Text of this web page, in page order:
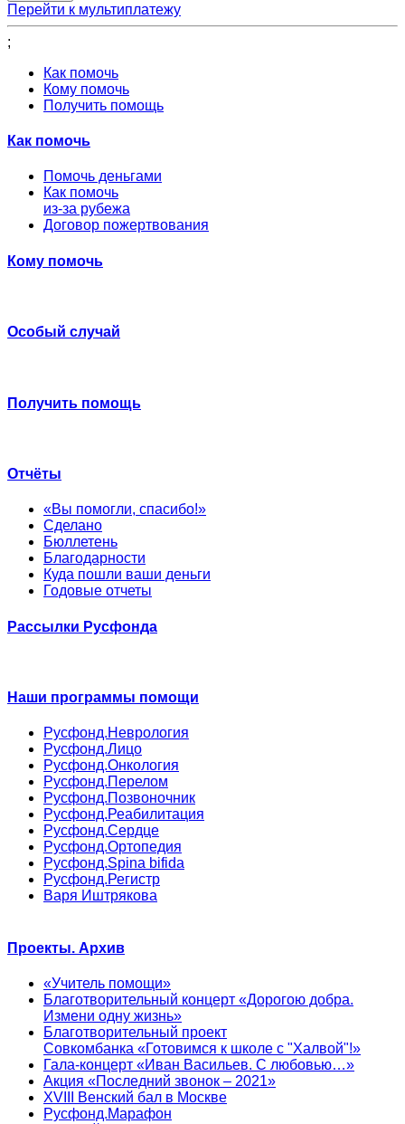
Перейти к мультиплатежу
;
Как помочь
Кому помочь
Получить помощь
Как помочь
Помочь деньгами
Как помочь
из-за рубежа
Договор пожертвования
Кому помочь
Особый случай
Получить помощь
Отчёты
«Вы помогли, спасибо!»
Сделано
Бюллетень
Благодарности
Куда пошли ваши деньги
Годовые отчеты
Рассылки Русфонда
Наши программы помощи
Русфонд.Неврология
Русфонд.Лицо
Русфонд.Онкология
Русфонд.Перелом
Русфонд.Позвоночник
Русфонд.Реабилитация
Русфонд.Сердце
Русфонд.Ортопедия
Русфонд.Spina bifida
Русфонд.Регистр
Варя Иштрякова
Проекты. Архив
«Учитель помощи»
Благотворительный концерт «Дорогою добра.
Измени одну жизнь»
Благотворительный проект
Совкомбанка «Готовимся к школе с "Халвой"!»
Гала-концерт «Иван Васильев. С любовью…»
Акция «Последний звонок – 2021»
XVIII Венский бал в Москве
Русфонд.Марафон